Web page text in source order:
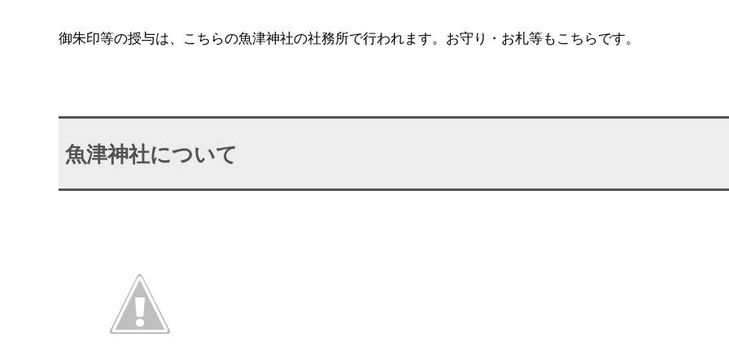
御朱印等の授与は、こちらの魚津神社の社務所で行われます。お守り・お札等もこちらです。
魚津神社について